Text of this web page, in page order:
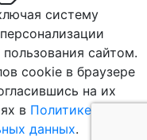
систему
сайтом.
cookie в браузере
на их
в Политике в
данных.